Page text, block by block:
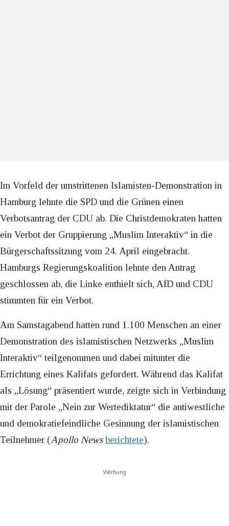
Im Vorfeld der umstrittenen Islamisten-Demonstration in
Hamburg lehnte die SPD und die Grünen einen
Verbotsantrag der CDU ab. Die Christdemokraten hatten
ein Verbot der Gruppierung „Muslim Interaktiv“ in die
Bürgerschaftssitzung vom 24. April eingebracht.
Hamburgs Regierungskoalition lehnte den Antrag
geschlossen ab, die Linke enthielt sich, AfD und CDU
stimmten für ein Verbot.
Am Samstagabend hatten rund 1.100 Menschen an einer
Demonstration des islamistischen Netzwerks „Muslim
Interaktiv“ teilgenommen und dabei mitunter die
Errichtung eines Kalifats gefordert. Während das Kalifat
als „Lösung“ präsentiert wurde, zeigte sich in Verbindung
mit der Parole „Nein zur Wertediktatur“ die antiwestliche
und demokratiefeindliche Gesinnung der islamistischen
Teilnehmer (Apollo News berichtete).
Werbung